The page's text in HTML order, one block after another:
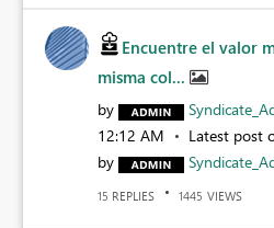
Encuentre el valor
misma col...
by
12:12 AM
Latest post
by
15 REPLIES 1445 VIEWS